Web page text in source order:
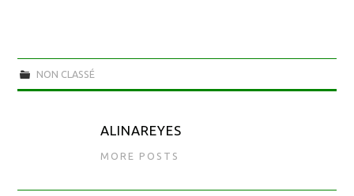
NON CLASSÉ
ALINAREYES
MORE POSTS